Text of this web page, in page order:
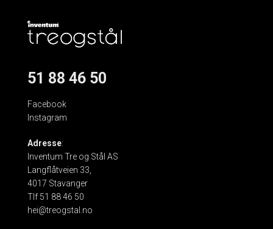
51 88 46 50
Facebook
Instagram
Adresse:
Inventum Tre og Stål AS
Langflåtveien 33,
4017 Stavanger
Tlf 51 88 46 50
hei@treogstal.no